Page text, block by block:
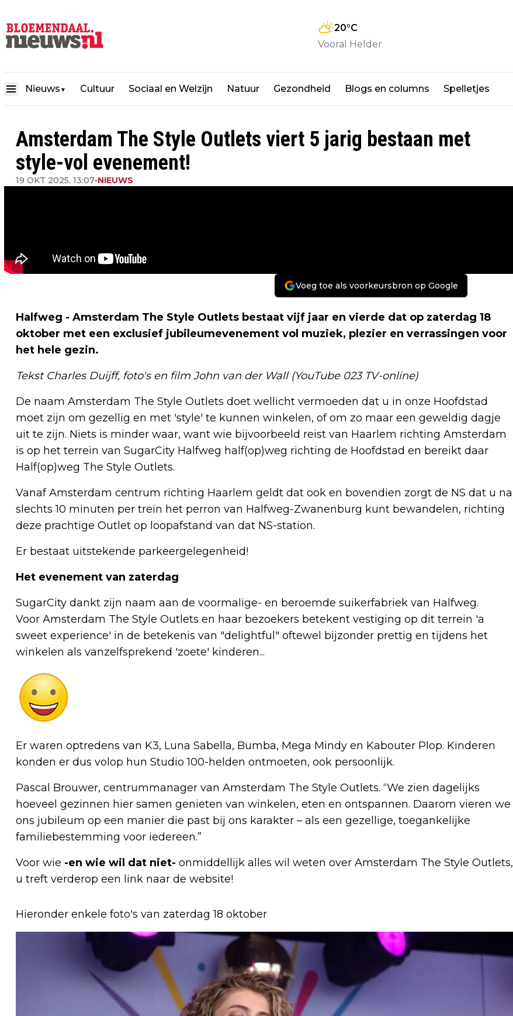
20°C
Vooral Helder
Nieuws ▼ Cultuur Sociaal en Welzijn Natuur Gezondheid Blogs en columns Spelletjes
Amsterdam The Style Outlets viert 5 jarig bestaan met
style-vol evenement!
19 OKT 2025, 13:07•NIEUWS
Voeg toe als voorkeursbron op Google
Halfweg - Amsterdam The Style Outlets bestaat vijf jaar en vierde dat op zaterdag 18
oktober met een exclusief jubileumevenement vol muziek, plezier en verrassingen voor
het hele gezin.
Tekst Charles Duijff, foto's en film John van der Wall (YouTube 023 TV-online)
De naam Amsterdam The Style Outlets doet wellicht vermoeden dat u in onze Hoofdstad
moet zijn om gezellig en met 'style' te kunnen winkelen, of om zo maar een geweldig dagje
uit te zijn. Niets is minder waar, want wie bijvoorbeeld reist van Haarlem richting Amsterdam
is op het terrein van SugarCity Halfweg half(op)weg richting de Hoofdstad en bereikt daar
Half(op)weg The Style Outlets.
Vanaf Amsterdam centrum richting Haarlem geldt dat ook en bovendien zorgt de NS dat u na
slechts 10 minuten per trein het perron van Halfweg-Zwanenburg kunt bewandelen, richting
deze prachtige Outlet op loopafstand van dat NS-station.
Er bestaat uitstekende parkeergelegenheid!
Het evenement van zaterdag
SugarCity dankt zijn naam aan de voormalige- en beroemde suikerfabriek van Halfweg.
Voor Amsterdam The Style Outlets en haar bezoekers betekent vestiging op dit terrein 'a
sweet experience' in de betekenis van "delightful" oftewel bijzonder prettig en tijdens het
winkelen als vanzelfsprekend 'zoete' kinderen...
Er waren optredens van K3, Luna Sabella, Bumba, Mega Mindy en Kabouter Plop. Kinderen
konden er dus volop hun Studio 100-helden ontmoeten, ook persoonlijk.
Pascal Brouwer, centrummanager van Amsterdam The Style Outlets. “We zien dagelijks
hoeveel gezinnen hier samen genieten van winkelen, eten en ontspannen. Daarom vieren we
ons jubileum op een manier die past bij ons karakter – als een gezellige, toegankelijke
familiebestemming voor iedereen.”
Voor wie -en wie wil dat niet- onmiddellijk alles wil weten over Amsterdam The Style Outlets,
u treft verderop een link naar de website!
Hieronder enkele foto's van zaterdag 18 oktober